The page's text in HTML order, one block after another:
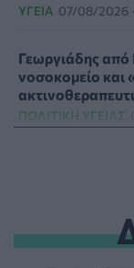
ΥΓΕΊΑ 07/08/2026
Γεωργιάδης από
νοσοκομείο και
ΠΟΛΙΤΙΚΉ ΥΓΕΊΑΣ
Τι μπορεί να μας